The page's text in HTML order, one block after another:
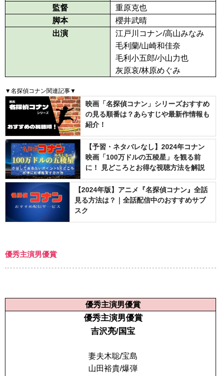
監督
重原克也
脚本
櫻井武晴
出演
江戸川コナン/高山みなみ
毛利蘭/山崎和佳奈
毛利小五郎/小山力也
灰原哀/林原めぐみ
▼名探偵コナン関連記事▼
映画「名探偵コナン」シリーズおすすめ
の見る順番は？あらすじや最新作情報も
紹介！
【予習・ネタバレなし】2024年コナン
映画「100万ドルの五稜星」を観る前
に！ 見どころとお得な視聴方法を解説
【2024年版】アニメ『名探偵コナン』全話
見る方法は？｜全話配信中のおすすめサブ
スク
優秀主演男優賞
優秀主演男優賞
優秀主演男優賞
吉沢亮/国宝
妻夫木聡/宝島
山田裕貴/爆弾